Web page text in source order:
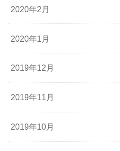
2020年2月
2020年1月
2019年12月
2019年11月
2019年10月